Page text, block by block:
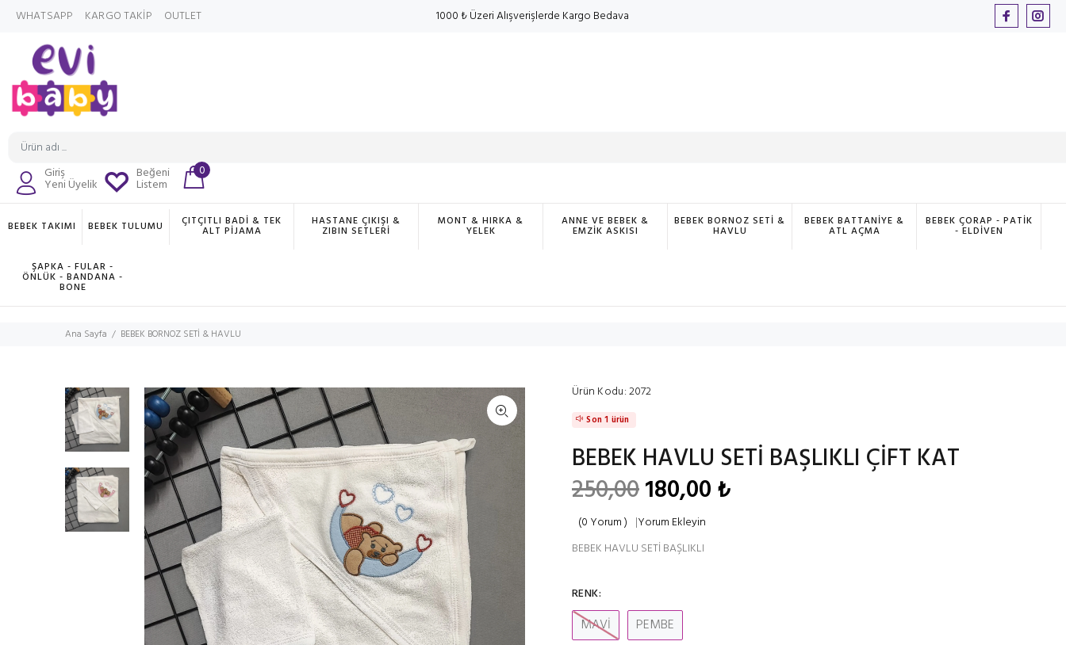
WHATSAPP KARGO TAKİP OUTLET 1000 ₺ Üzeri Alışverişlerde Kargo Bedava
Giriş
Yeni Üyelik
Beğeni
Listem
0
BEBEK TAKIMI BEBEK TULUMU ÇITÇITLI BADİ & TEK
ALT PİJAMA
HASTANE ÇIKIŞI &
ZIBIN SETLERİ
MONT & HIRKA &
YELEK
ANNE VE BEBEK &
EMZİK ASKISI
BEBEK BORNOZ SETİ &
HAVLU
BEBEK BATTANİYE &
ATL AÇMA
BEBEK ÇORAP - PATİK
- ELDİVEN
ŞAPKA - FULAR -
ÖNLÜK - BANDANA -
BONE
Ana Sayfa BEBEK BORNOZ SETİ & HAVLU
Ürün Kodu:2072
Son 1 ürün
BEBEK HAVLU SETİ BAŞLIKLI ÇİFT KAT
250,00180,00 ₺
(0 Yorum ) |Yorum Ekleyin
BEBEK HAVLU SETİ BAŞLIKLI
RENK:
MAVİ PEMBE